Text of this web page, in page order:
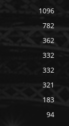
1096
782
362
332
332
321
183
94